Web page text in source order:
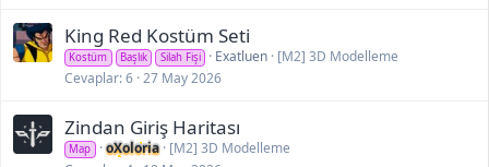
King Red Kostüm Seti
Kostüm Başlık Silah Fişi Exatluen [M2] 3D Modelleme
Cevaplar 6 27 May 2026
Zindan Giriş Haritası
Map oXoloria
[M2] 3D Modelleme